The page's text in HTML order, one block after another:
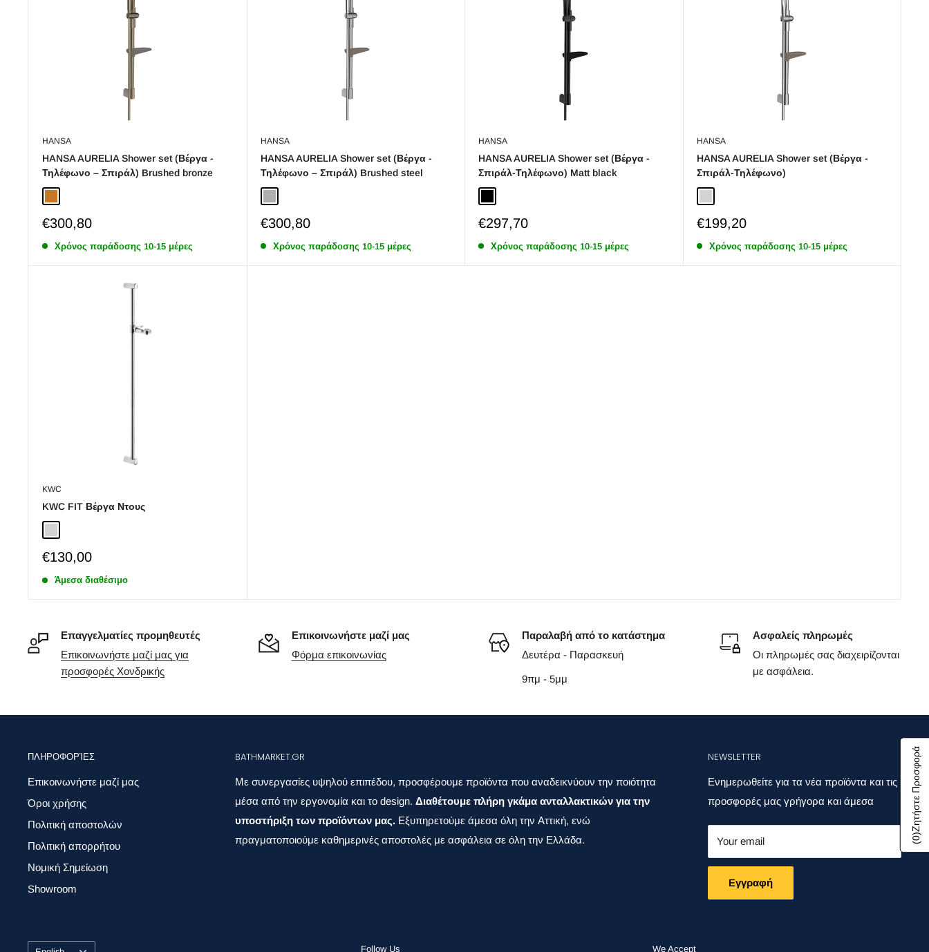
HANSA
HANSA AURELIA Shower set (Βέργα -
Τηλέφωνο – Σπιράλ) Brushed bronze
Sale
€300,80
Χρόνος παράδoσης 10-15 μέρες
HANSA
HANSA AURELIA Shower set (Βέργα -
Τηλέφωνο – Σπιράλ) Brushed steel
Sale
€300,80
Χρόνος παράδoσης 10-15 μέρες
HANSA
HANSA AURELIA Shower set (Βέργα -
Σπιράλ-Τηλέφωνο) Matt black
Sale
€297,70
Χρόνος παράδoσης 10-15 μέρες
HANSA
HANSA AURELIA Shower set (Βέργα -
Σπιράλ-Τηλέφωνο)
Sale
€199,20
Χρόνος παράδoσης 10-15 μέρες
KWC
KWC FIT Βέργα Ντους
Sale
€130,00
Άμεσα διαθέσιμο
Επαγγελματίες προμηθευτές
Επικοινωνήστε μαζί μας για
προσφορές Χονδρικής
Επικοινωνήστε μαζί μας
Φόρμα επικοινωνίας
Παραλαβή από το κατάστημα
Δευτέρα - Παρασκευή
9πμ - 5μμ
Ασφαλείς πληρωμές
Οι πληρωμές σας διαχειρίζονται
με ασφάλεια.
ΠΛΗΡΟΦΟΡΊΕΣ
Επικοινωνήστε μαζί μας
Όροι χρήσης
Πολιτική αποστολών
Πολιτική απορρήτου
Νομική Σημείωση
Showroom
BATHMARKET.GR
Με συνεργασίες υψηλού επιπέδου, προσφέρουμε προϊόντα που αναδεικνύουν την ποιότητα
μέσα από την εργονομία και το design. Διαθέτουμε πλήρη γκάμα ανταλλακτικών για την
υποστήριξη των προϊόντων μας. Εξυπηρετούμε άμεσα όλη την Αττική, ενώ
πραγματοποιούμε καθημερινές αποστολές με ασφάλεια σε όλη την Ελλάδα.
NEWSLETTER
Ενημερωθείτε για τα νέα προϊόντα και τις
προσφορές μας γρήγορα και άμεσα
Your email
Eγγραφή
Language Follow Us We Accept
(
0
)
Ζητήστε Προσφορά